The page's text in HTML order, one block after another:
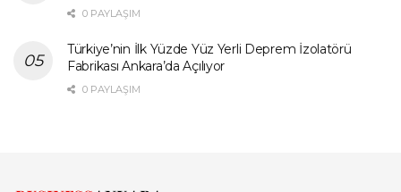
0 PAYLAŞIM
Türkiye’nin İlk Yüzde Yüz Yerli Deprem İzolatörü
Fabrikası Ankara’da Açılıyor
0 PAYLAŞIM